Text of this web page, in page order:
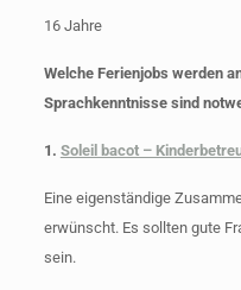
16 Jahre
Welche Ferienjobs werden
Sprachkenntnisse sind
1. Soleil bacot –
Eine eigenständige
erwünscht. Es sollten gute
sein.